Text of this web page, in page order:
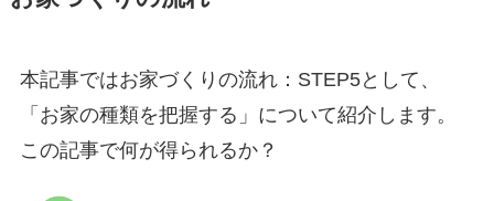
本記事ではお家づくりの流れ：STEP5として、
「お家の種類を把握する」について紹介します。
この記事で何が得られるか？